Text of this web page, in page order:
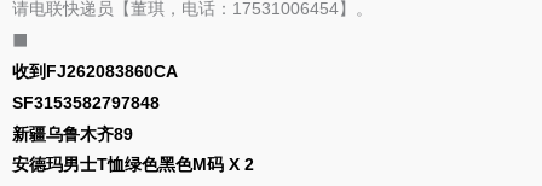
请电联快递员【董琪，电话：17531006454】。
收到FJ262083860CA
SF3153582797848
新疆乌鲁木齐89
安德玛男士T恤绿色黑色M码 X 2